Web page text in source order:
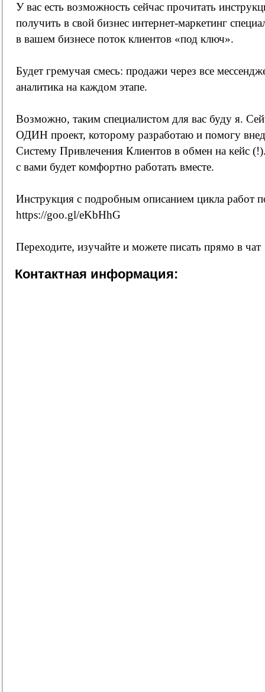
У вас есть возможность сейчас прочитать
получить в свой бизнес интернет-маркетинг
в вашем бизнесе поток клиентов «под ключ».
Будет гремучая смесь: продажи через все
аналитика на каждом этапе.
Возможно, таким специалистом для вас буду я.
ОДИН проект, которому разработаю и помогу
Систему Привлечения Клиентов в обмен на кейс
с вами будет комфортно работать вместе.
Инструкция с подробным описанием цикла работ
https://goo.gl/eKbHhG
Переходите, изучайте и можете писать прямо в чат
Контактная информация: